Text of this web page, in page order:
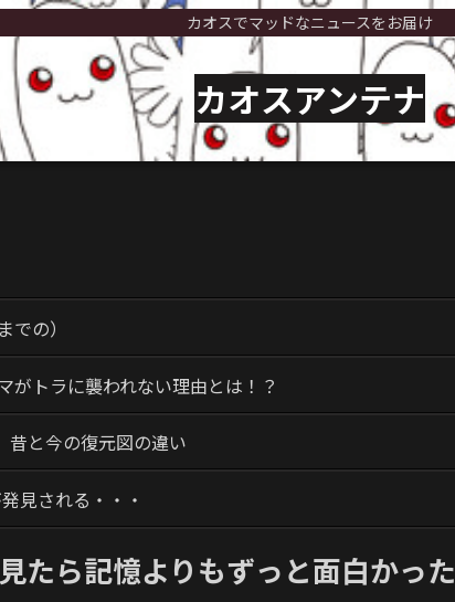
カオスでマッドなニュースをお届け
カオスアンテナ
の）
がトラに襲われない理由とは！？
と今の復元図の違い
見される・・・
たら記憶よりもずっと面白かった